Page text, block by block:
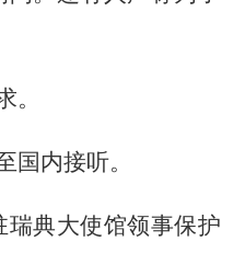
内接听。
瑞典大使馆领事保护